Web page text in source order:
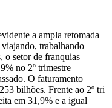
a ampla retomada
viajando, trabalhando
o setor de franquias
no 2º trimestre
O faturamento
bilhões. Frente ao 2º tri
em 31,9% e a igual